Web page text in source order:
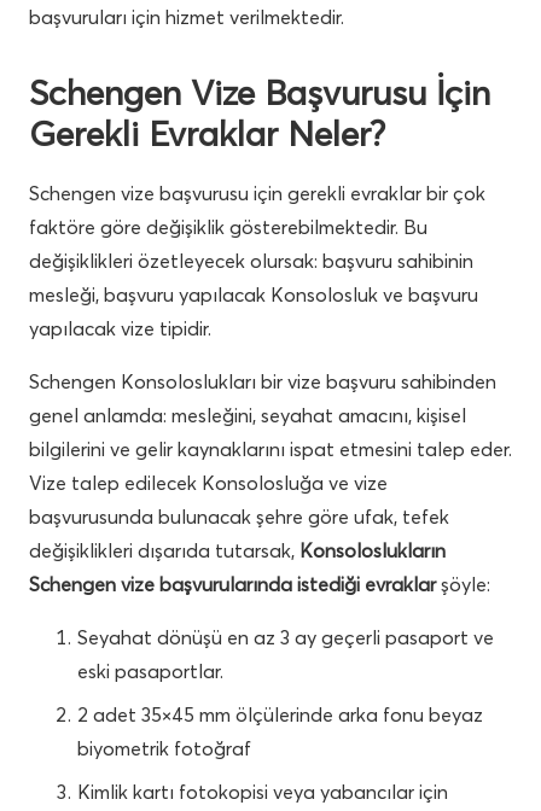
başvuruları için hizmet verilmektedir.
Schengen Vize Başvurusu İçin
Gerekli Evraklar Neler?
Schengen vize başvurusu için gerekli evraklar bir çok
faktöre göre değişiklik gösterebilmektedir. Bu
değişiklikleri özetleyecek olursak: başvuru sahibinin
mesleği, başvuru yapılacak Konsolosluk ve başvuru
yapılacak vize tipidir.
Schengen Konsoloslukları bir vize başvuru sahibinden
genel anlamda: mesleğini, seyahat amacını, kişisel
bilgilerini ve gelir kaynaklarını ispat etmesini talep eder.
Vize talep edilecek Konsolosluğa ve vize
başvurusunda bulunacak şehre göre ufak, tefek
değişiklikleri dışarıda tutarsak, Konsoloslukların
Schengen vize başvurularında istediği evraklarşöyle:
Seyahat dönüşü en az 3 ay geçerli pasaport ve
eski pasaportlar.
2 adet 35×45 mm ölçülerinde arka fonu beyaz
biyometrik fotoğraf
Kimlik kartı fotokopisi veya yabancılar için